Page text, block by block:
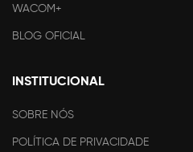
WACOM+
BLOG OFICIAL
INSTITUCIONAL
SOBRE NÓS
POLÍTICA DE PRIVACIDADE